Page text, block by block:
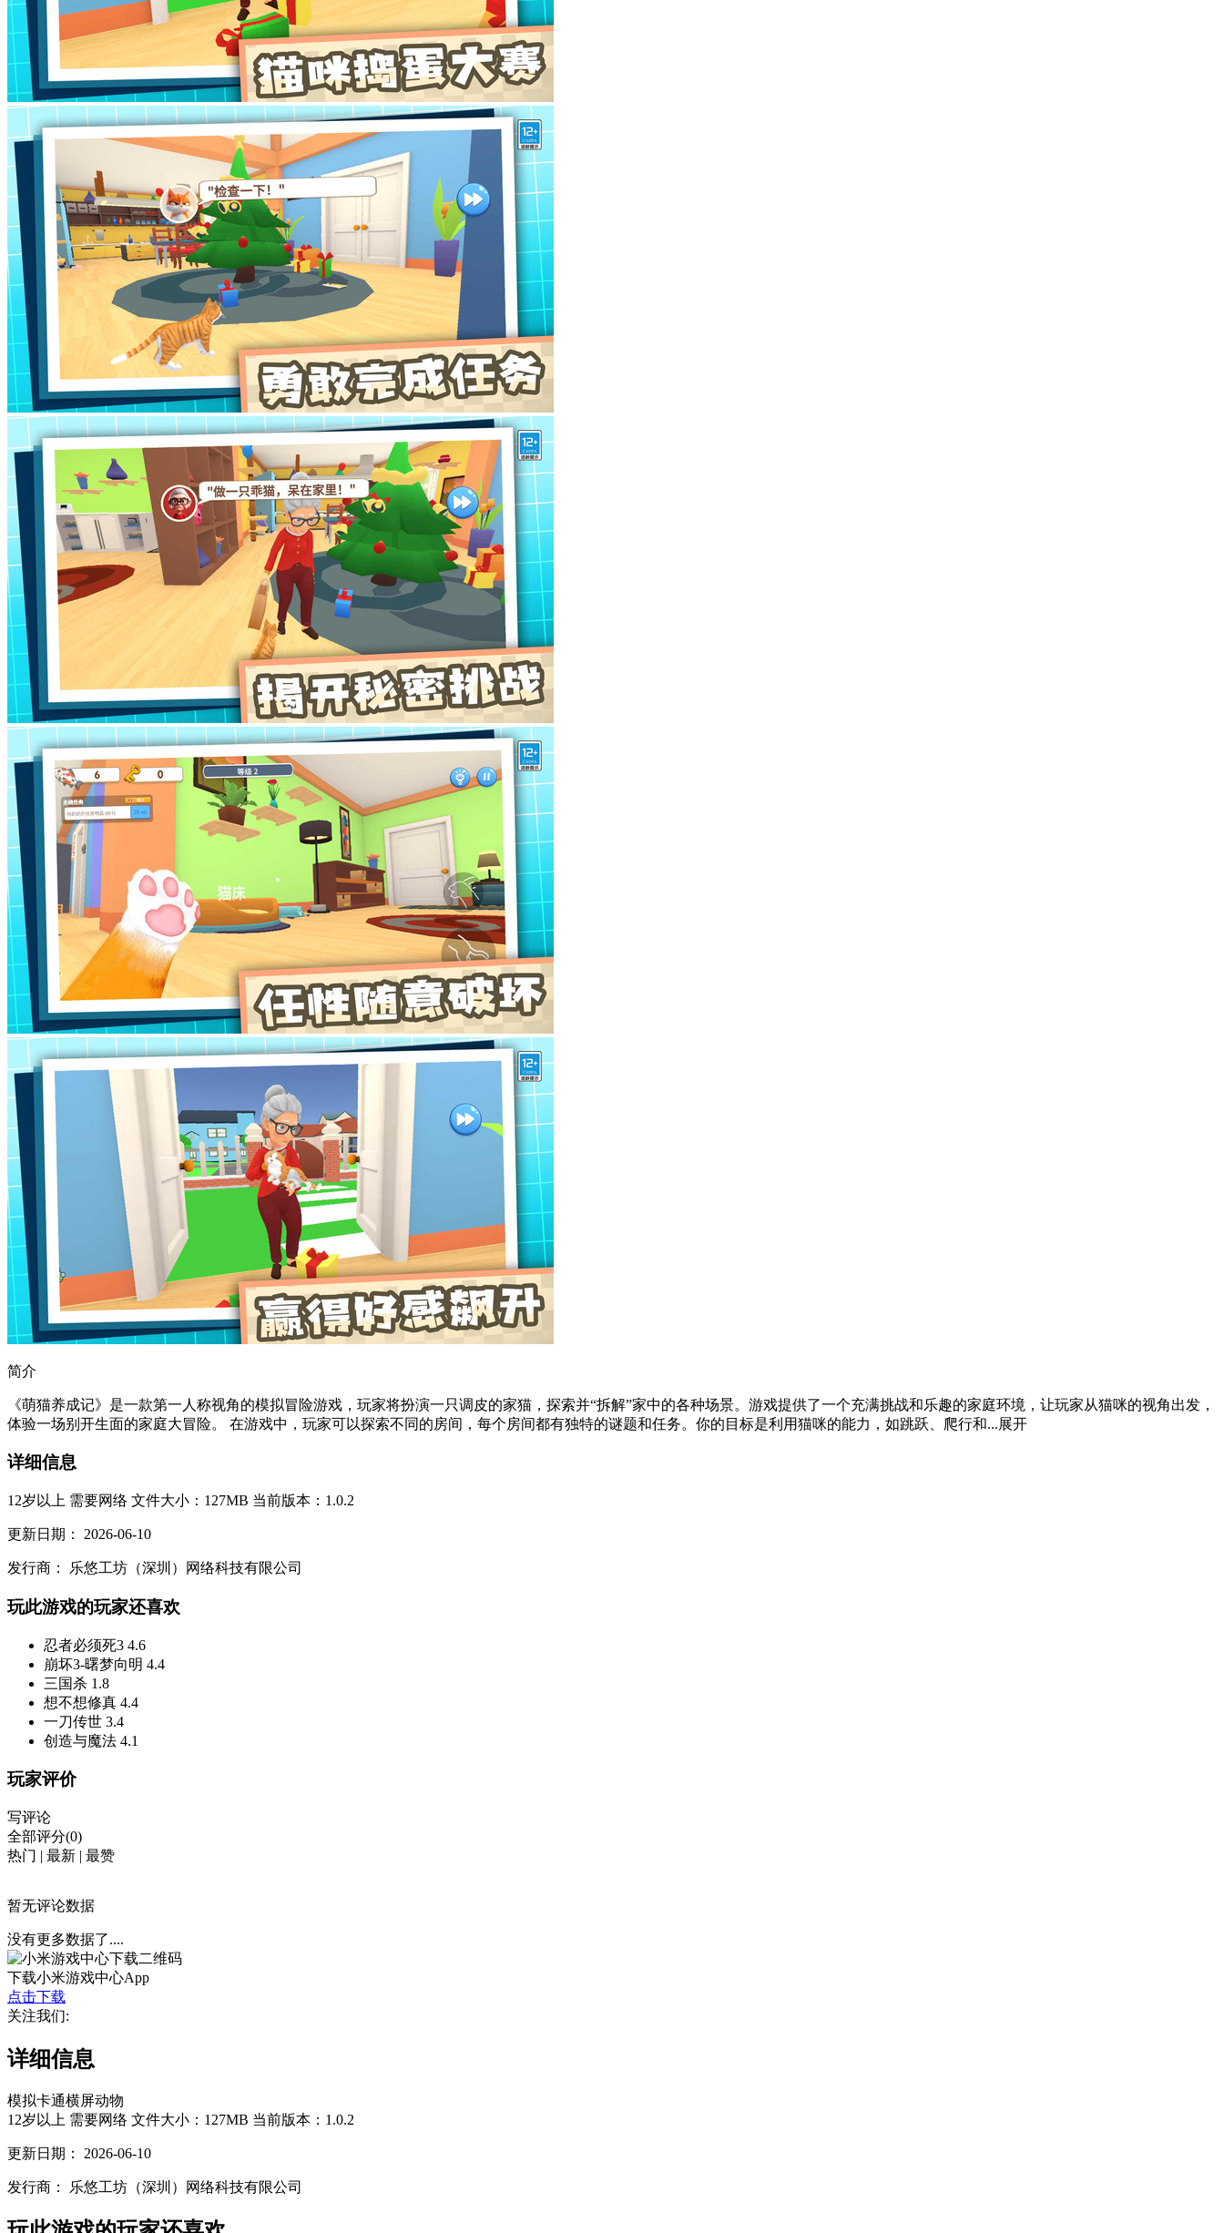
简介
《萌猫养成记》是一款第一人称视角的模拟冒险游戏，玩家将扮演一只调皮的家猫，探索并“拆解”家中的各种场景。游戏提供了一个充满挑战和乐趣的家庭环境，让玩家从猫咪的视角出发，
体验一场别开生面的家庭大冒险。 在游戏中，玩家可以探索不同的房间，每个房间都有独特的谜题和任务。你的目标是利用猫咪的能力，如跳跃、爬行和...展开
详细信息
12岁以上 需要网络 文件大小：127MB 当前版本：1.0.2
更新日期： 2026-06-10
发行商： 乐悠工坊（深圳）网络科技有限公司
玩此游戏的玩家还喜欢
忍者必须死3 4.6
崩坏3-曙梦向明 4.4
三国杀 1.8
想不想修真 4.4
一刀传世 3.4
创造与魔法 4.1
玩家评价
写评论
全部评分(0)
热门 | 最新 | 最赞
暂无评论数据
没有更多数据了....
下载小米游戏中心App
点击下载
关注我们:
详细信息
模拟卡通横屏动物
12岁以上 需要网络 文件大小：127MB 当前版本：1.0.2
更新日期： 2026-06-10
发行商： 乐悠工坊（深圳）网络科技有限公司